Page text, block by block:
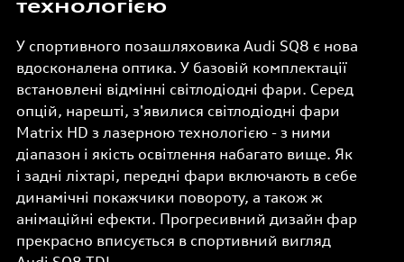
технологією
У спортивного позашляховика Audi SQ8 є нова
вдосконалена оптика. У базовій комплектації
встановлені відмінні світлодіодні фари. Серед
опцій, нарешті, з'явилися світлодіодні фари
Matrix HD з лазерною технологією - з ними
діапазон і якість освітлення набагато вище. Як
і задні ліхтарі, передні фари включають в себе
динамічні покажчики повороту, а також ж
анімаційні ефекти. Прогресивний дизайн фар
прекрасно вписується в спортивний вигляд